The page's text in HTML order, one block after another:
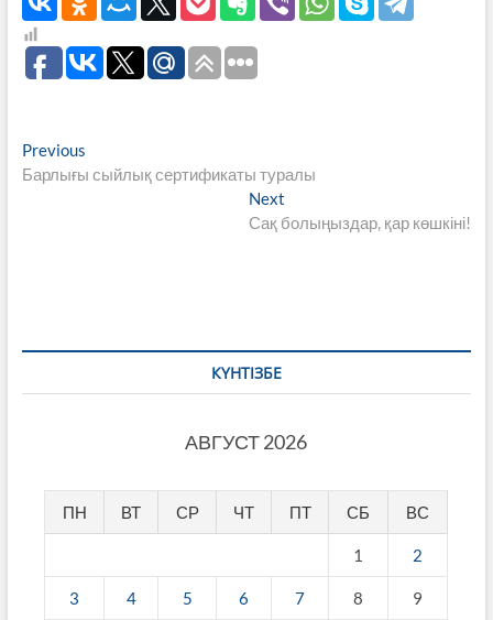
Навигация
по
PreviousPrevious
post:
Барлығы сыйлық сертификаты туралы
Next
post:
Сақ болыңыздар, қар көшкіні!
КҮНТІЗБЕ
АВГУСТ 2026
ПН ВТ СР ЧТ ПТ СБ ВС
1 2
3 4 5 6 7 8 9